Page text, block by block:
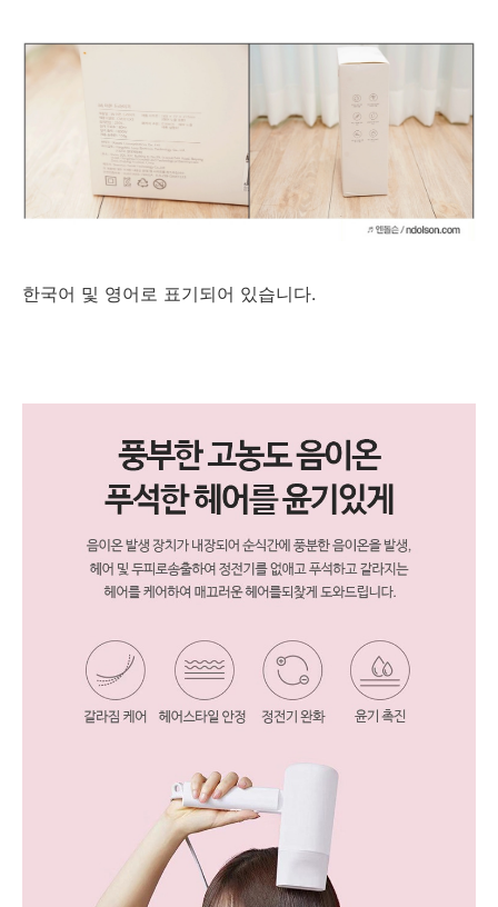
한국어 및 영어로 표기되어 있습니다.